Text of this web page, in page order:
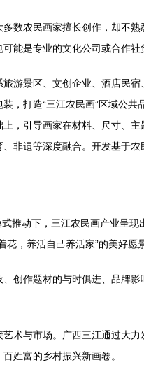
数农民画家擅长创作，却不
能是专业的文化公司或合作社
旅游景区、文创企业、酒店民
装，打造“三江农民画”区域公
上，引导画家在材料、尺寸、
、非遗等深度融合。开发基于
推动下，三江农民画产业呈
，养活自己养活家”的美好愿
创作题材的与时俱进、品牌
术与市场。广西三江通过大
姓富的乡村振兴新画卷。